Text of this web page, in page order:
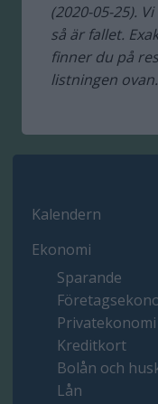
(2020-05-25).
så är fallet.
finner du på
listningen ovan.
Kalendern
Ekonomi
Sparande
Privatekonomi
Kreditkort
Bolån och
Lån